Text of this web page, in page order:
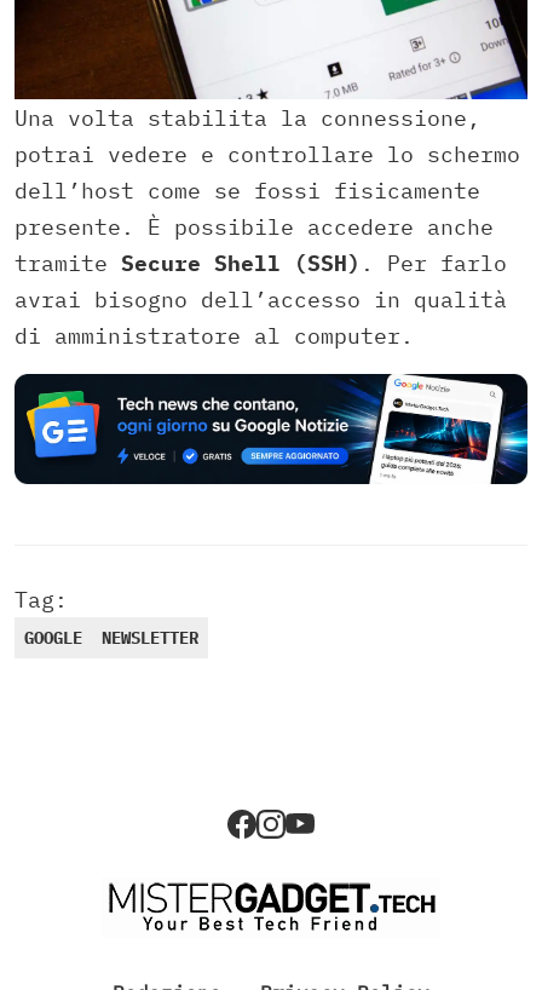
Una volta stabilita la connessione,
potrai vedere e controllare lo schermo
dell’host come se fossi fisicamente
presente. È possibile accedere anche
tramite Secure Shell (SSH) . Per farlo
avrai bisogno dell’accesso in qualità
di amministratore al computer.
Tag:
GOOGLE NEWSLETTER